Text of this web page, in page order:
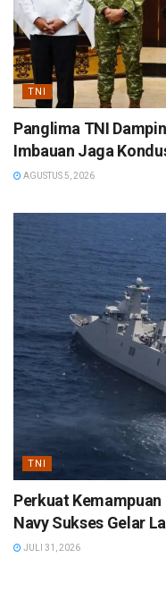
TNI
Panglima TNI
Imbauan Jaga
AGUSTUS 5, 2026
TNI
Perkuat Kemampuan
Navy Sukses Gelar
JULI 31, 2026